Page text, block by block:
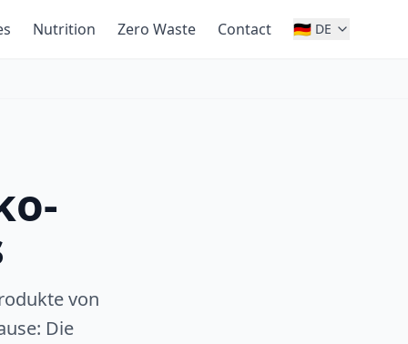
Nutrition Zero Waste Contact 🇩🇪 DE
von
Die